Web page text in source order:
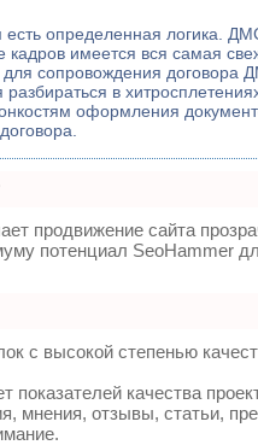
определенная логика.
кадров имеется вся самая
для сопровождения договора
в
оформления
продвижение сайта
потенциал SeoHammer
с высокой степенью
качества
мнения, отзывы, статьи,